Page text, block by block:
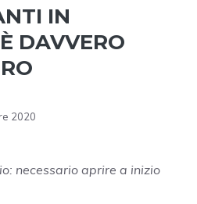
IN
DAVVERO
2020
necessario aprire a inizio